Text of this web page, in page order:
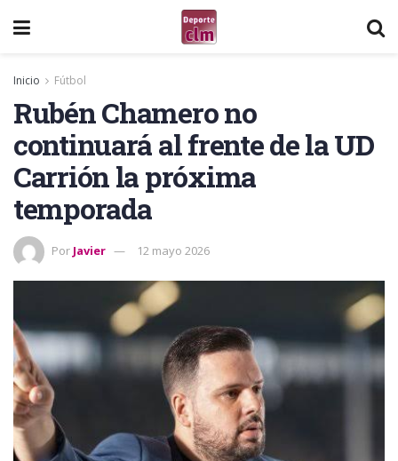
Inicio Fútbol
Rubén Chamero no
continuará al frente de la UD
Carrión la próxima
temporada
Por Javier 12 mayo 2026